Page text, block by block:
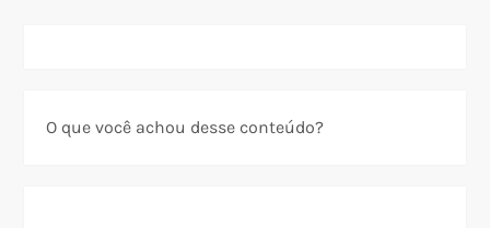
O que você achou desse conteúdo?